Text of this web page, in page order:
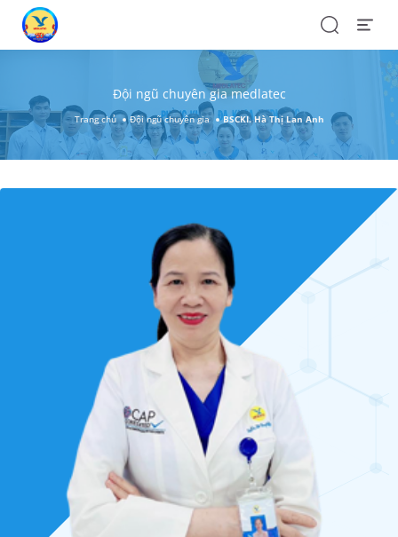
SearchOpen
Đội ngũ chuyên gia medlatec
Trang chủ Đội ngũ chuyên gia BSCKI. Hà Thị Lan Anh